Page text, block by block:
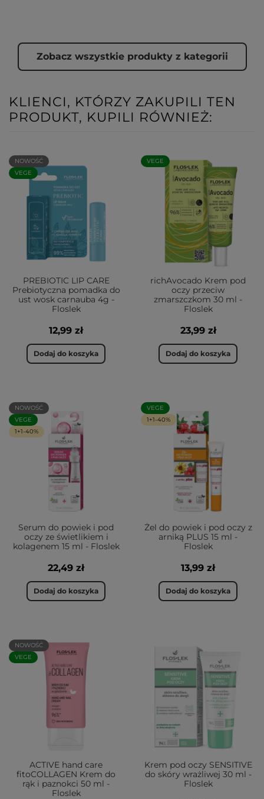
Zobacz wszystkie produkty z kategorii
KLIENCI, KTÓRZY ZAKUPILI TEN
PRODUKT, KUPILI RÓWNIEŻ:
NOWOŚĆ
VEGE
PREBIOTIC LIP CARE
Prebiotyczna pomadka do
ust wosk carnauba 4g -
Floslek
12,99 zł
Dodaj do koszyka
VEGE
richAvocado Krem pod
oczy przeciw
zmarszczkom 30 ml -
Floslek
23,99 zł
Dodaj do koszyka
NOWOŚĆ
VEGE
1+1-40%
Serum do powiek i pod
oczy ze świetlikiem i
kolagenem 15 ml - Floslek
22,49 zł
Dodaj do koszyka
VEGE
1+1-40%
Żel do powiek i pod oczy z
arniką PLUS 15 ml -
Floslek
13,99 zł
Dodaj do koszyka
NOWOŚĆ
VEGE
ACTIVE hand care
fitoCOLLAGEN Krem do
rąk i paznokci 50 ml -
Floslek
Krem pod oczy SENSITIVE
do skóry wrażliwej 30 ml -
Floslek